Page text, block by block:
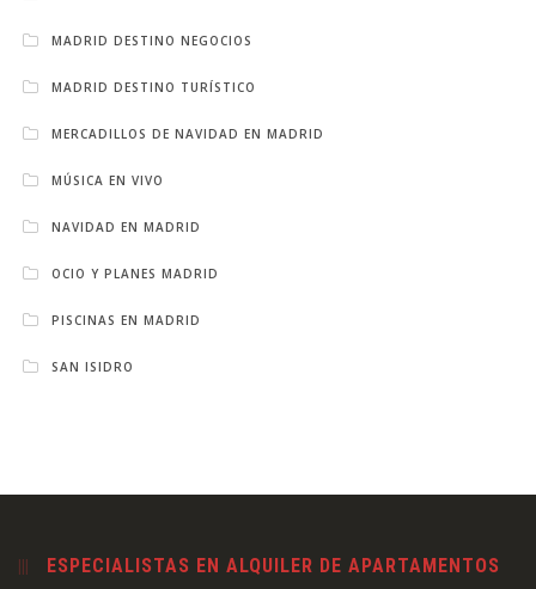
MADRID DESTINO NEGOCIOS
MADRID DESTINO TURÍSTICO
MERCADILLOS DE NAVIDAD EN MADRID
MÚSICA EN VIVO
NAVIDAD EN MADRID
OCIO Y PLANES MADRID
PISCINAS EN MADRID
SAN ISIDRO
ESPECIALISTAS EN ALQUILER DE APARTAMENTOS